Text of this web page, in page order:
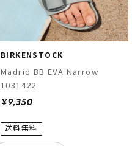
BIRKENSTOCK
Madrid BB EVA Narrow
1031422
¥9,350